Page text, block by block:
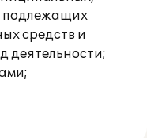
подлежащих
средств и
деятельности;